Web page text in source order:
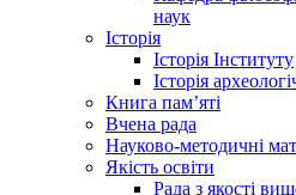
наук
Історія
Історія Інституту
Історія
Книга памʼяті
Вчена рада
Науково-методичні
Якість освіти
Рада з якості